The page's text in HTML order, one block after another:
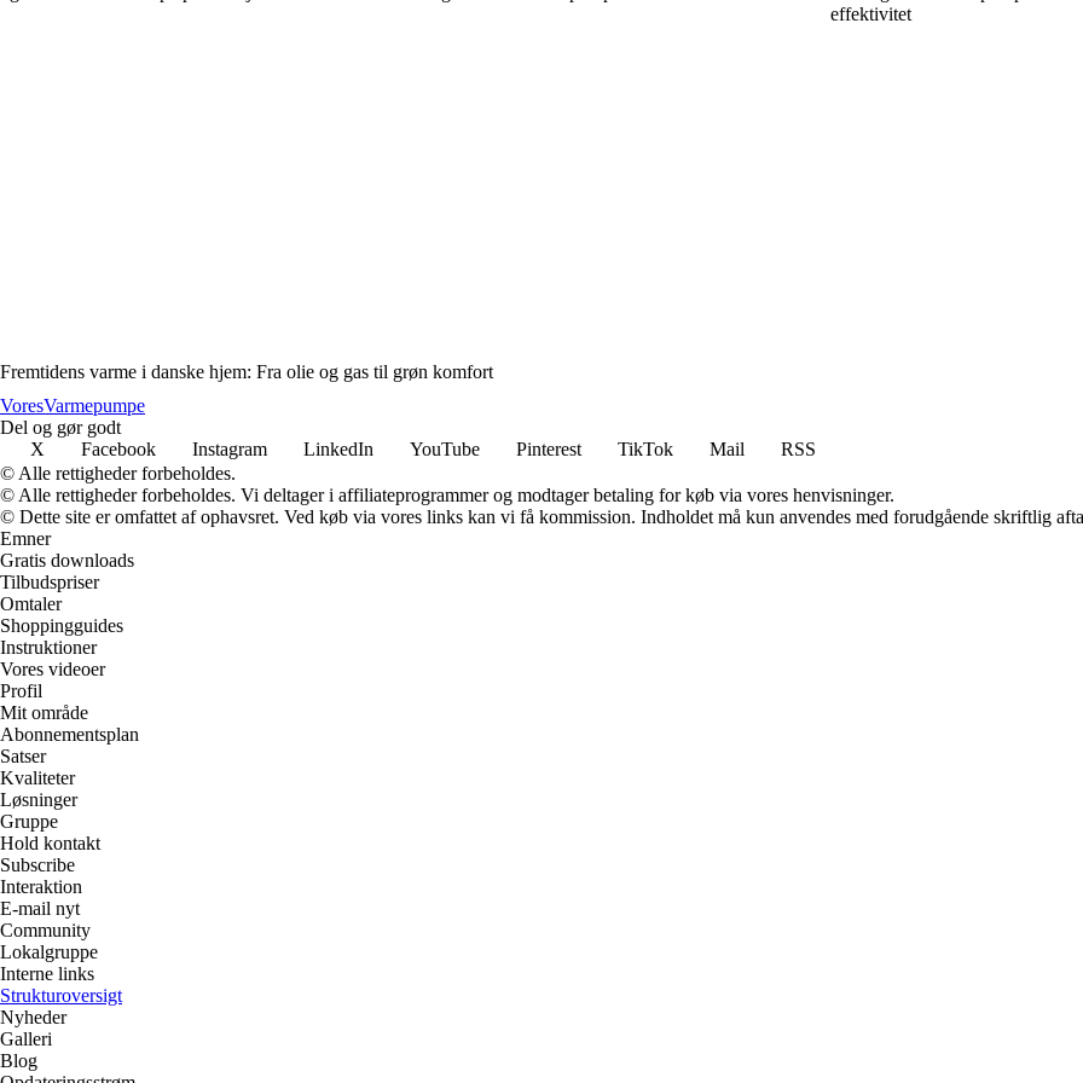
effektivitet
Fremtidens varme i danske hjem: Fra olie og gas til grøn komfort
VoresVarmepumpe
Del og gør godt
X
Facebook Instagram LinkedIn YouTube Pinterest TikTok Mail
RSS
© Alle rettigheder forbeholdes.
© Alle rettigheder forbeholdes. Vi deltager i affiliateprogrammer og modtager betaling for køb via vores henvisninger.
© Dette site er omfattet af ophavsret. Ved køb via vores links kan vi få kommission. Indholdet må kun anvendes med forudgående skriftlig
Emner
Gratis downloads
Tilbudspriser
Omtaler
Shoppingguides
Instruktioner
Vores videoer
Profil
Mit område
Abonnementsplan
Satser
Kvaliteter
Løsninger
Gruppe
Hold kontakt
Subscribe
Interaktion
E-mail nyt
Community
Lokalgruppe
Interne links
Strukturoversigt
Nyheder
Galleri
Blog